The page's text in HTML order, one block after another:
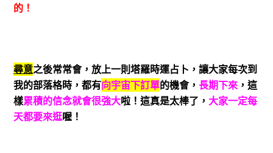
的！
尋意之後常常會，放上一則塔羅時運占卜，讓大家每次到
我的部落格時，都有向宇宙下訂單的機會， 長期下來，這
樣累積的信念就會很強大啦！這真是太棒了， 大家一定每
天都要來逛喔！